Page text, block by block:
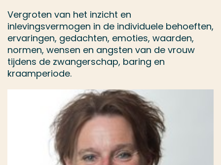
Vergroten van het inzicht en
inlevingsvermogen in de individuele behoeften,
ervaringen, gedachten, emoties, waarden,
normen, wensen en angsten van de vrouw
tijdens de zwangerschap, baring en
kraamperiode.